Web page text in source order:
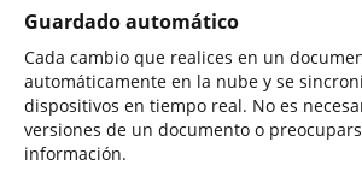
Guardado automático
Cada cambio que realices en un
automáticamente en la nube y se
dispositivos en tiempo real. No es
versiones de un documento o
información.